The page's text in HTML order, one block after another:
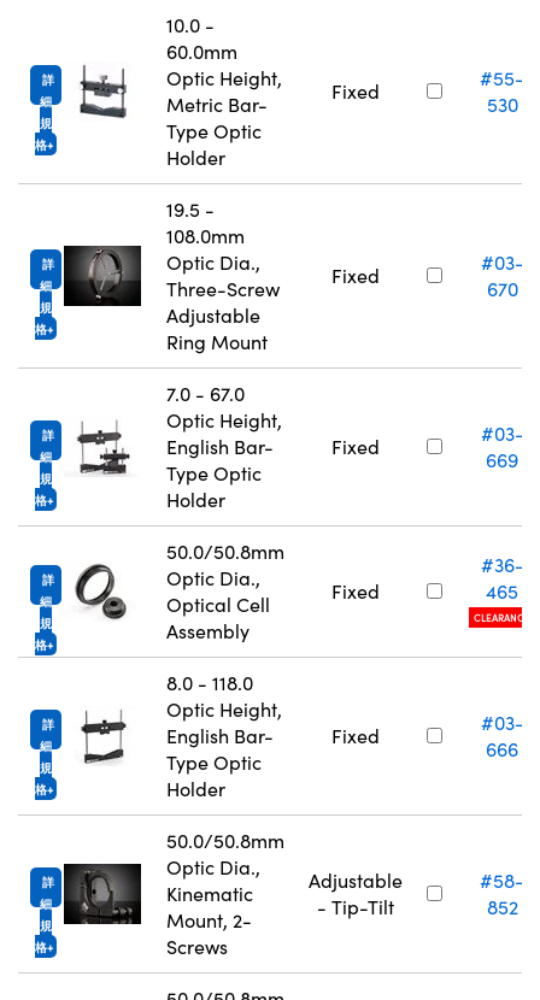
詳
細
規
格
10.0 -
60.0mm
Optic Height,
Metric Bar-
Type Optic
Holder
Fixed
#55-
530
詳
細
規
格
19.5 -
108.0mm
Optic Dia.,
Three-Screw
Adjustable
Ring Mount
Fixed
#03-
670
詳
細
規
格
7.0 - 67.0
Optic Height,
English Bar-
Type Optic
Holder
Fixed
#03-
669
詳
細
規
格
50.0/50.8mm
Optic Dia.,
Optical Cell
Assembly
Fixed
#36-
465
CLEARANCE
詳
細
規
格
8.0 - 118.0
Optic Height,
English Bar-
Type Optic
Holder
Fixed
#03-
666
詳
細
規
格
50.0/50.8mm
Optic Dia.,
Kinematic
Mount, 2-
Screws
Adjustable
- Tip-Tilt
#58-
852